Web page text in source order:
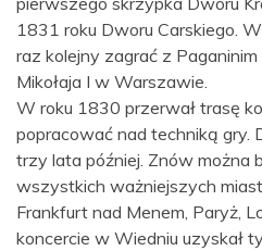
1831 roku Dworu Carskiego.
raz kolejny zagrać z
Mikołaja I w Warszawie.
W roku 1830 przerwał trasę
popracować nad techniką gry.
trzy lata później. Znów można
wszystkich ważniejszych
Frankfurt nad Menem, Paryż,
koncercie w Wiedniu uzyskał